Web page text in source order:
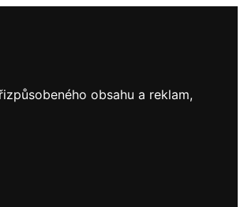
obsahu a reklam,